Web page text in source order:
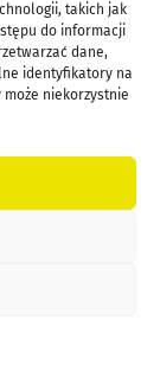
takich jak
do informacji
dane,
identyfikatory na
niekorzystnie
budke